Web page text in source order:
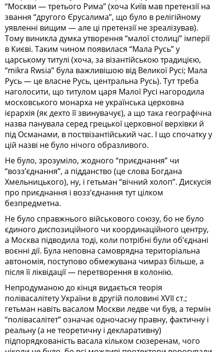
“Москви — третього Рима” (хоча Київ мав претензії на
звання “другого Єрусалима”, що було в релігійному
уявленні вищим — але ці претензії не зреалізував).
Тому виникла думка утворення “малої столиці” імперії
в Києві. Таким чином появилася “Мала Русь” у
царському титулі (хоча, за візантійською традицією,
“mikra Rwsia” була важливішою від Великої Русі; Мала
Русь — це власне Русь, центральна Русь). Тут треба
наголосити, що титулом царя Малої Русі нагородила
московського монарха не українська церковна
ієрархія (як дехто її звинувачує), а що така географічна
назва панувала серед грецької церковної верхівки й
під Османами, в поствізантійський час. І що спочатку у
цій назві не було нічого образливого.
Не було, зрозуміло, жодного “приєднання” чи
“возз’єднання”, а підданство (це слова Богдана
Хмельницького), ну, і гетьман “вічний холоп”. Дискусія
про приєднання і возз’єднання тут цілком
безпредметна.
Не було справжнього військового союзу, бо не було
єдиного диспозиційного чи координаційного центру,
а Москва підводила тоді, коли потрібні були об’єднані
воєнні дії. Була неповна самоврядна територіальна
автономія, поступово обмежувана чимраз більше, а
після її ліквідації — перетворення в колонію.
Непродуманою до кінця видається теорія
полівасалітету України в другій половині ХVII ст.;
гетьман навіть васалом Москви ледве чи був, а термін
“полівасалітет” означає одночасну правну, фактичну і
реальну (а не теоретичну і декларативну)
підпорядкованість васала кільком сюзеренам, чого